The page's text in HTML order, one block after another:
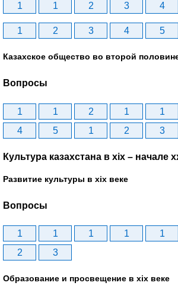
1 1 2 3 4
1 2 3 4 5
Казахское общество во второй
Вопросы
1 1 2 1 1
4
5 1 2 3
Культура казахстана в xix – начале
Развитие культуры в xix веке
Вопросы
1 1 1 1 1
2
3
Образование и просвещение в xix веке